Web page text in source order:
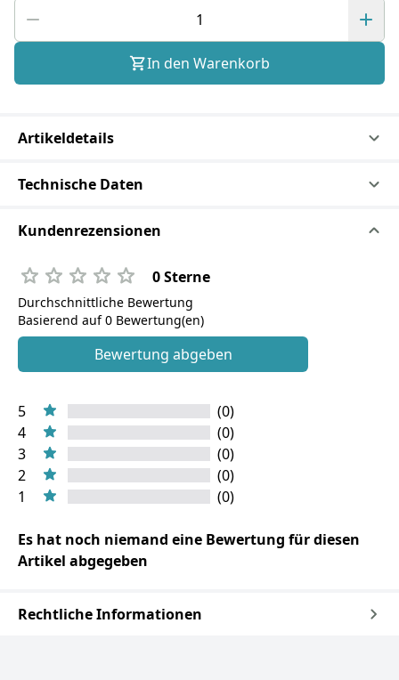
In den Warenkorb
Artikeldetails
Technische Daten
Kundenrezensionen
0 Sterne
Durchschnittliche Bewertung
Basierend auf 0 Bewertung(en)
Bewertung abgeben
5
(0)
4
(0)
3
(0)
2
(0)
1
(0)
Es hat noch niemand eine Bewertung für diesen
Artikel abgegeben
Rechtliche Informationen